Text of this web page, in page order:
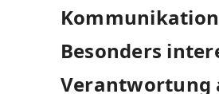
Besonders
Verantwortung